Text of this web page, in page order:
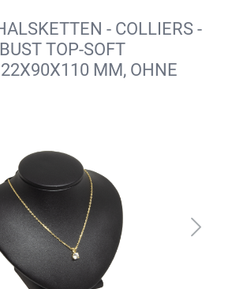
- COLLIERS -
TOP-SOFT
MM, OHNE